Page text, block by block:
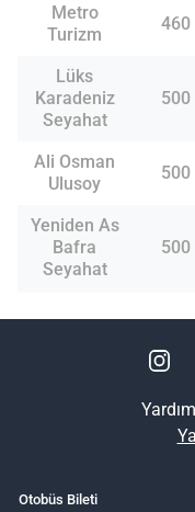
Metro
Turizm
460
Lüks
Karadeniz
Seyahat
500
Ali Osman
Ulusoy
500
Yeniden As
Bafra
Seyahat
500
Otobüs Bileti